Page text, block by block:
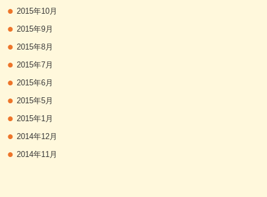
2015年10月
2015年9月
2015年8月
2015年7月
2015年6月
2015年5月
2015年1月
2014年12月
2014年11月